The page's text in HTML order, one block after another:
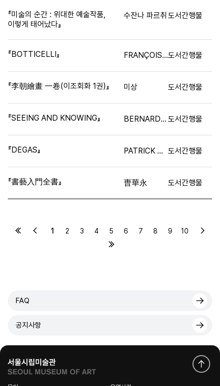
『미술의 순간 : 위대한 예술작품,
이렇게 태어났다』
수잔나 파르취 도서간행물
『BOTTICELLI』 FRANÇOIS FOSCA도서간행물
『李朝繪畫 一卷(이조회화 1권)』 미상 도서간행물
『SEEING AND KNOWING』 BERNARD BERENSON 도서간행물
『DEGAS』 PATRICK BADE 도서간행물
『書藝入門全書』 曺華永 도서간행물
1 2 3 4 5 6 7 8 9 10
FAQ
공지사항